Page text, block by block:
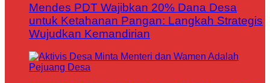
Mendes PDT Wajibkan 20% Dana Desa
untuk Ketahanan Pangan: Langkah Strategis
Wujudkan Kemandirian